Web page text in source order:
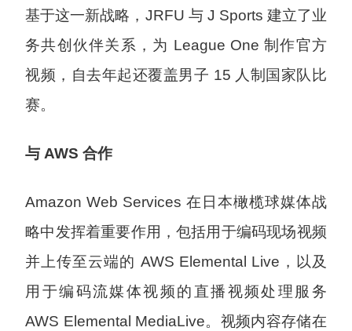
基于这一新战略，JRFU 与 J Sports 建立了业
务共创伙伴关系，为 League One 制作官方
视频，自去年起还覆盖男子 15 人制国家队比
赛。
与 AWS 合作
Amazon Web Services 在日本橄榄球媒体战
略中发挥着重要作用，包括用于编码现场视频
并上传至云端的 AWS Elemental Live，以及
用于编码流媒体视频的直播视频处理服务
AWS Elemental MediaLive。视频内容存储在